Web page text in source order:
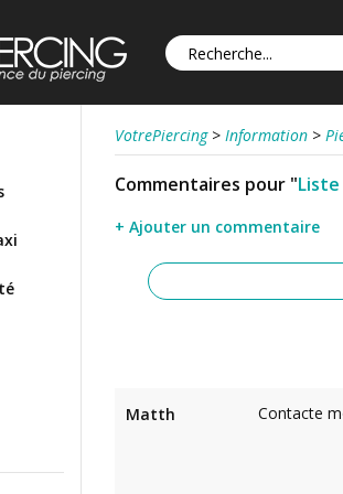
VotrePiercing > Information >
Commentaires pour "
+ Ajouter un commentaire
Matth Contacte